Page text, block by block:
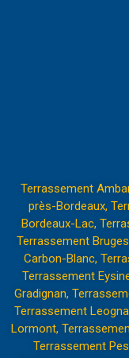
Terrassement
près-Bordeaux,
Bordeaux-Lac,
Terrassement Bruges
Carbon-Blanc,
Terrassement
Gradignan,
Terrassement
Lormont,
Terrassement